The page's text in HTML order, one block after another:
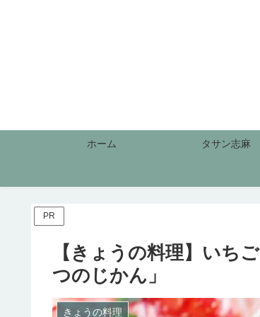
ホーム タサン志麻
PR
【きょうの料理】いち
つのじかん」
きょうの料理